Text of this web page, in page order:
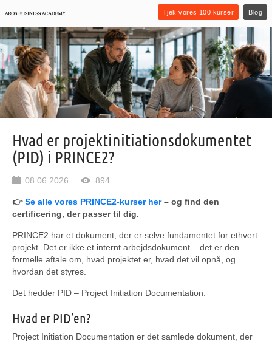
Tjek vores 100 kurser Blog
Hvad er projektinitiationsdokumentet
(PID) i PRINCE2?
08.06.2026 894
👉Se alle vores PRINCE2-kurser her– og find den
certificering, der passer til dig.
PRINCE2 har et dokument, der er selve fundamentet for ethvert
projekt. Det er ikke et internt arbejdsdokument – det er den
formelle aftale om, hvad projektet er, hvad det vil opnå, og
hvordan det styres.
Det hedder PID – Project Initiation Documentation.
Hvad er PID’en?
Project Initiation Documentation er det samlede dokument, der